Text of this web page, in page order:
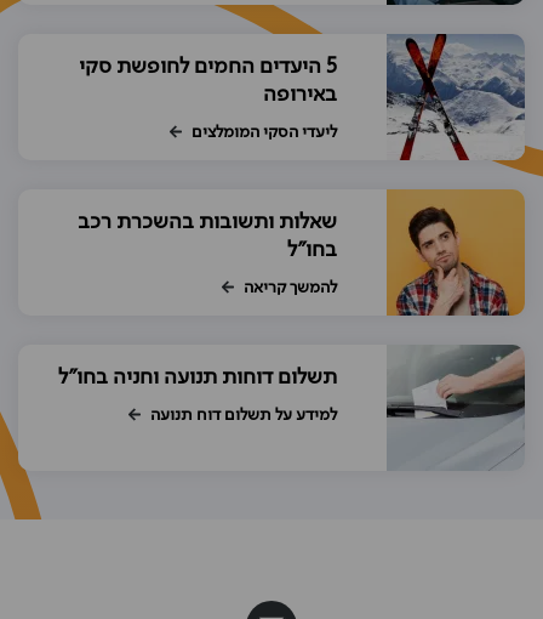
5 היעדים החמים לחופשת סקי
באירופה
ליעדי הסקי המומלצים
שאלות ותשובות בהשכרת רכב
בחו"ל
להמשך קריאה
תשלום דוחות תנועה וחניה בחו"ל
למידע על תשלום דוח תנועה